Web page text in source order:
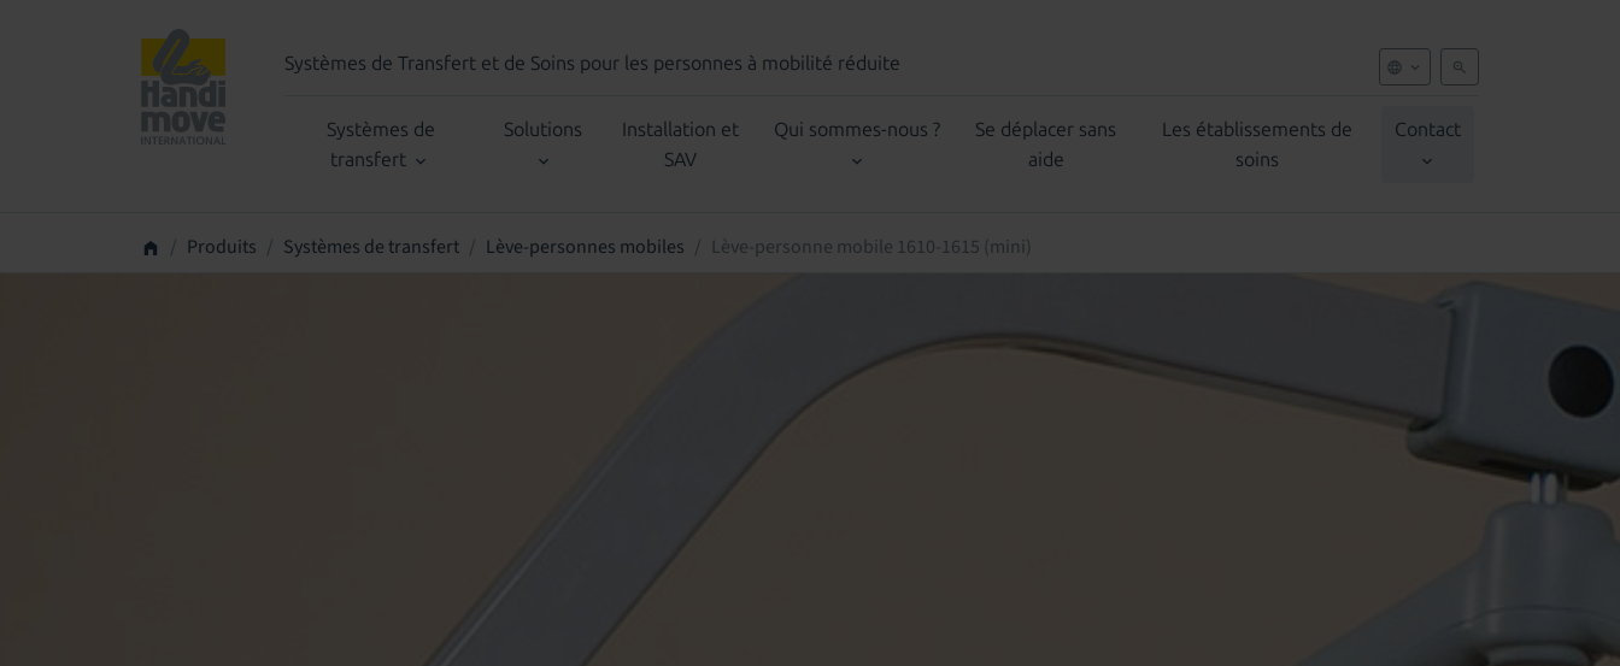
Systèmes de Transfert et de Soins pour les personnes à mobilité réduite
Systèmes de
transfert
Solutions
Installation et
SAV
Qui sommes-nous ?
Se déplacer sans
aide
Les établissements de
soins
Contact
Produits Systèmes de transfert Lève-personnes mobiles Lève-personne mobile 1610-1615 (mini)